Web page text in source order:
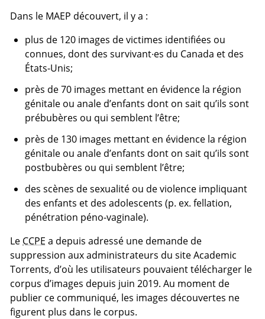
Dans le MAEP découvert, il y a :
plus de 120 images de victimes identifiées ou
connues, dont des survivant·es du Canada et des
États-Unis;
près de 70 images mettant en évidence la région
génitale ou anale d’enfants dont on sait qu’ils sont
prébubères ou qui semblent l’être;
près de 130 images mettant en évidence la région
génitale ou anale d’enfants dont on sait qu’ils sont
postbubères ou qui semblent l’être;
des scènes de sexualité ou de violence impliquant
des enfants et des adolescents (p. ex. fellation,
pénétration péno-vaginale).
Le CCPE a depuis adressé une demande de
suppression aux administrateurs du site Academic
Torrents, d’où les utilisateurs pouvaient télécharger le
corpus d’images depuis juin 2019. Au moment de
publier ce communiqué, les images découvertes ne
figurent plus dans le corpus.